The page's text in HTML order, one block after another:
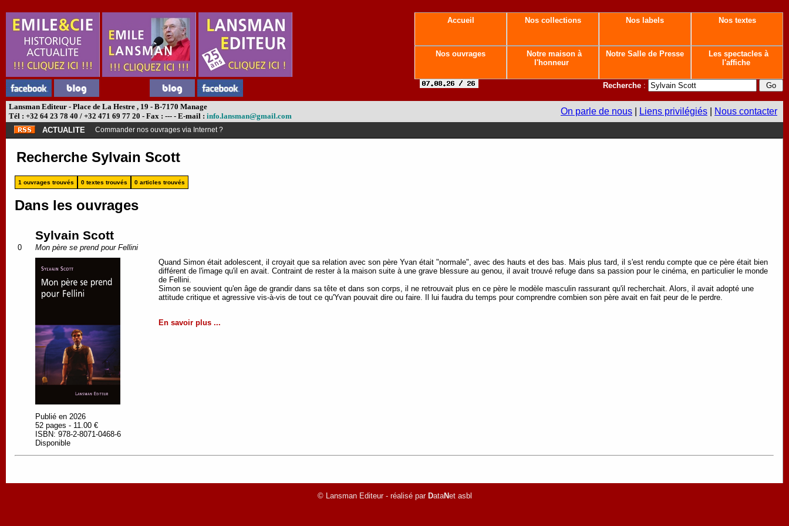
Accueil Nos collections Nos labels Nos textes
Nos ouvrages
Notre maison à
l'honneur
Notre Salle de Presse
Les spectacles à
l'affiche
Recherche :
Lansman Editeur - Place de La Hestre , 19 - B-7170 Manage
Tél : +32 64 23 78 40 / +32 471 69 77 20 - Fax : --- - E-mail : info.lansman@gmail.com On parle de nous Liens privilégiés Nous contacter
ACTUALITE Commander nos ouvrages via Internet ?
Recherche Sylvain Scott
1 ouvrages trouvés 0 textes trouvés 0 articles trouvés
Dans les ouvrages
0
Sylvain Scott
Mon père se prend pour Fellini
Publié en 2026
52 pages - 11.00 €
ISBN: 978-2-8071-0468-6
Disponible
Quand Simon était adolescent, il croyait que sa relation avec son père Yvan était "normale", avec des hauts et des bas. Mais plus tard, il s'est rendu compte que ce père était bien
différent de l'image qu'il en avait. Contraint de rester à la maison suite à une grave blessure au genou, il avait trouvé refuge dans sa passion pour le cinéma, en particulier le monde
de Fellini.
Simon se souvient qu'en âge de grandir dans sa tête et dans son corps, il ne retrouvait plus en ce père le modèle masculin rassurant qu'il recherchait. Alors, il avait adopté une
attitude critique et agressive vis-à-vis de tout ce qu'Yvan pouvait dire ou faire. Il lui faudra du temps pour comprendre combien son père avait en fait peur de le perdre.
En savoir plus ...
© Lansman Editeur - réalisé par DataNet asbl